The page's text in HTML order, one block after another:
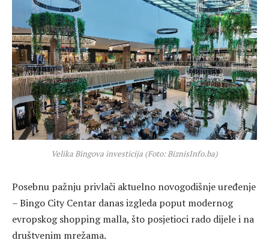
Velika Bingova investicija (Foto: BiznisInfo.ba)
Posebnu pažnju privlači aktuelno novogodišnje uređenje
– Bingo City Centar danas izgleda poput modernog
evropskog shopping malla, što posjetioci rado dijele i na
društvenim mrežama.